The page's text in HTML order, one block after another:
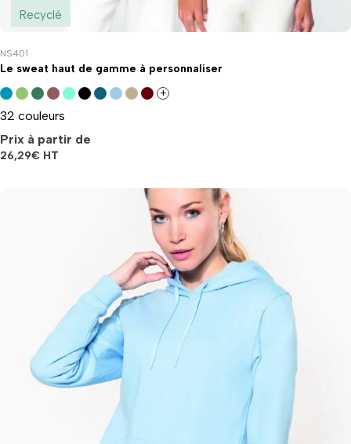
Recyclé
NS401
Le sweat haut de gamme à personnaliser
+
32 couleurs
Prix à partir de
26,29€ HT